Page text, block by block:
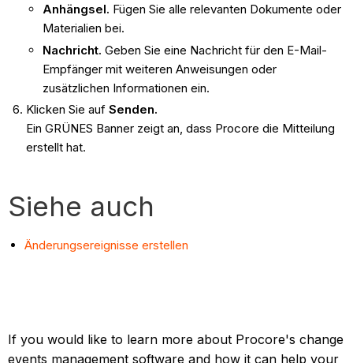
Anhängsel. Fügen Sie alle relevanten Dokumente oder
Materialien bei.
Nachricht. Geben Sie eine Nachricht für den E-Mail-
Empfänger mit weiteren Anweisungen oder
zusätzlichen Informationen ein.
Klicken Sie auf Senden.
Ein GRÜNES Banner zeigt an, dass Procore die Mitteilung
erstellt hat.
Siehe auch
Änderungsereignisse erstellen
If you would like to learn more about Procore's change
events management software and how it can help your